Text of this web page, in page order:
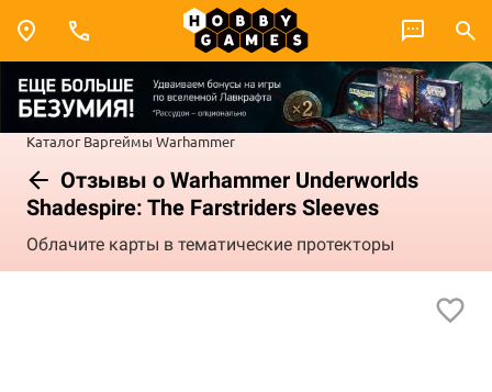
Каталог Варгеймы Warhammer
Отзывы о Warhammer Underworlds
Shadespire: The Farstriders Sleeves
Облачите карты в тематические протекторы